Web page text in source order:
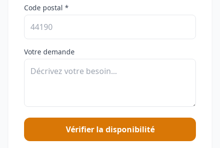
Code postal *
Votre demande
Vérifier la disponibilité